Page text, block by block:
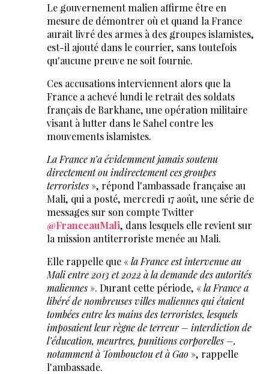
Le gouvernement malien affirme être en
mesure de démontrer où et quand la France
aurait livré des armes à des groupes islamistes,
est-il ajouté dans le courrier, sans toutefois
qu'aucune preuve ne soit fournie.
Ces accusations interviennent alors que la
France a achevé lundi le retrait des soldats
français de Barkhane, une opération militaire
visant à lutter dans le Sahel contre les
mouvements islamistes.
La France n’a évidemment jamais soutenu
directement ou indirectement ces groupes
terroristes», répond l'ambassade française au
Mali, qui a posté, mercredi 17 août, une série de
messages sur son compte Twitter
@FranceauMali, dans lesquels elle revient sur
la mission antiterroriste menée au Mali.
Elle rappelle que «la France est intervenue au
Mali entre 2013 et 2022 à la demande des autorités
maliennes». Durant cette période, «la France a
libéré de nombreuses villes maliennes qui étaient
tombées entre les mains des terroristes, lesquels
imposaient leur règne de terreur – interdiction de
l’éducation, meurtres, punitions corporelles –,
notamment à Tombouctou et à Gao», rappelle
l'ambassade.